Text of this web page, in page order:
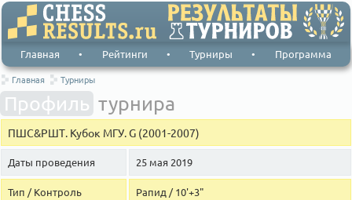
Главная • Рейтинги • Турниры • Программа
Главная Турниры
Профиль турнира
ПШС&РШТ. Кубок МГУ. G (2001-2007)
Даты проведения 25 мая 2019
Тип / Контроль Рапид / 10'+3"